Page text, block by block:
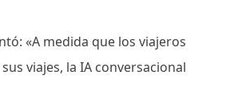
«A medida que los viajeros
viajes, la IA conversacional